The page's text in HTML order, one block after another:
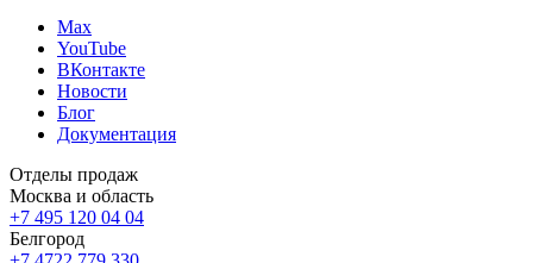
Max
YouTube
ВКонтакте
Новости
Блог
Документация
Отделы продаж
Москва и область
+7 495 120 04 04
Белгород